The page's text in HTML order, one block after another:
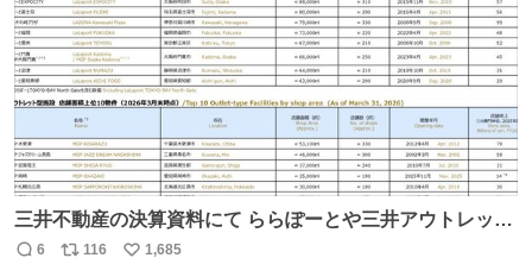
三井不動産の決算資料にて ららぽーとや三井アウトレット
パークの店舗別売上高（2025年度）が一部判明
6 116 1,685